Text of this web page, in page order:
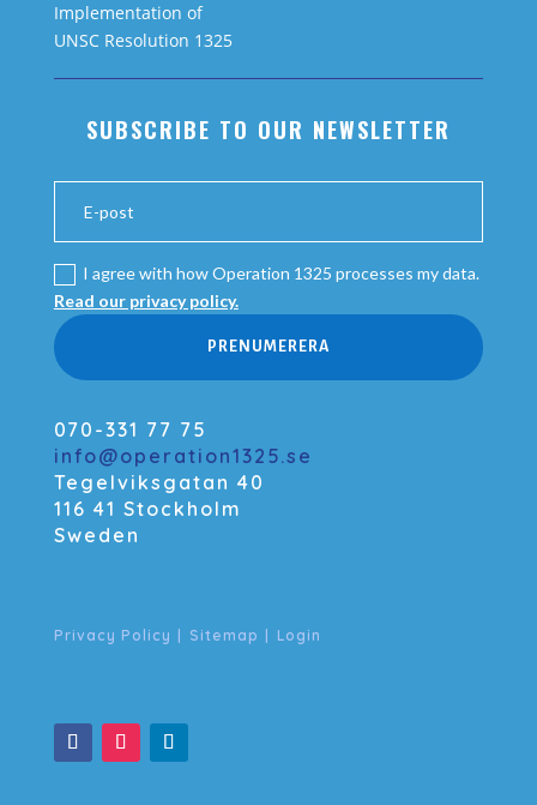
Implementation of
UNSC Resolution 1325
SUBSCRIBE TO OUR NEWSLETTER
I agree with how Operation 1325 processes my data.
Read our privacy policy.
PRENUMERERA
070-331 77 75
info@operation1325.se
Tegelviksgatan 40
116 41 Stockholm
Sweden
Privacy Policy Sitemap Login